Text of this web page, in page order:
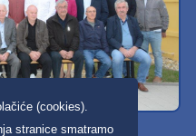
(cookies).
stranice smatramo